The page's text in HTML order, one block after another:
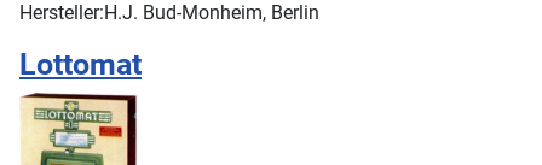
Hersteller:H.J. Bud-Monheim, Berlin
Lottomat